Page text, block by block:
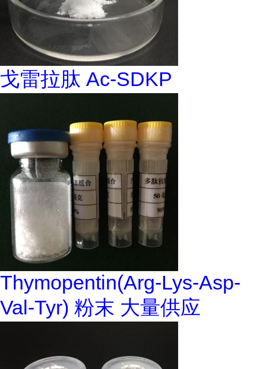
戈雷拉肽 Ac-SDKP
Thymopentin(Arg-Lys-Asp-
Val-Tyr) 粉末 大量供应